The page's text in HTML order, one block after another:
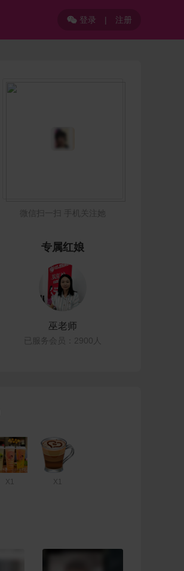
登录 | 注册
微信扫一扫 手机关注她
专属红娘
巫老师
已服务会员：2900人
X1 X1